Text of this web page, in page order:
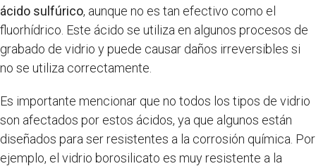
ácido sulfúrico, aunque no es tan efectivo como el
fluorhídrico. Este ácido se utiliza en algunos procesos de
grabado de vidrio y puede causar daños irreversibles si
no se utiliza correctamente.
Es importante mencionar que no todos los tipos de vidrio
son afectados por estos ácidos, ya que algunos están
diseñados para ser resistentes a la corrosión química. Por
ejemplo, el vidrio borosilicato es muy resistente a la